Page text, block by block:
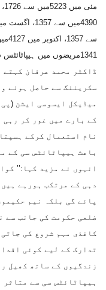
1341مریضوں میں ہیپاٹائٹس سی کے وائرس کی موجودگی کا پتہ چلا۔
ڈاکٹر محمد عرفان کہتے
سکریننگ سے حاصل ہونے
میڈیکل ایسوسی ایشن (پی
کے بارے میں غور کر رہی
نام استعمال کرکے
باعث ہیپاٹائٹس سی کے
انہوں نے مزید کہا:’’
دہی کے مرتکب ہورہے
پائے گی بلکہ نیم
ضلعی حکومت کی جانب سے
کاغذی مہم شروع کی
تدارک کے لیے کوئی
زندگیوں کے ساتھ کھیل
ہیپاٹائٹس سی سے